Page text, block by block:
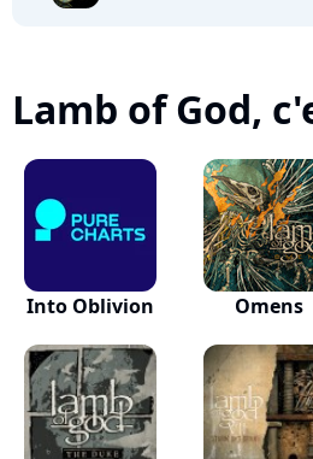
Lamb of God,
Into Oblivion Omens